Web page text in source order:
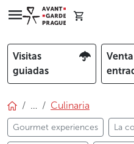
Visitas
guiadas
… Culinaria
Gourmet experiences La